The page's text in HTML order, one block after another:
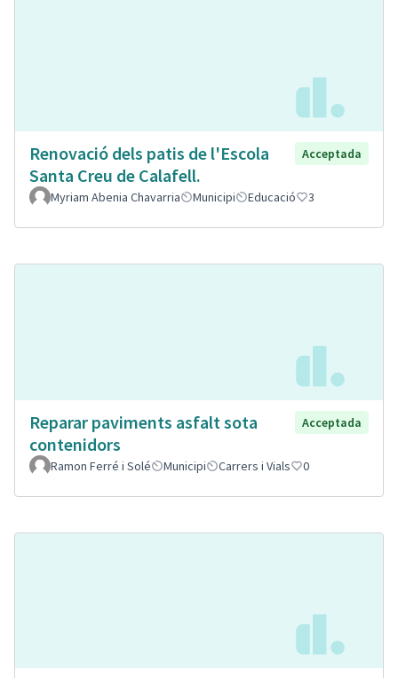
Renovació dels patis de l'Escola
Santa Creu de Calafell.
Acceptada
Myriam Abenia Chavarria Municipi Educació 3
Reparar paviments asfalt sota
contenidors
Acceptada
Ramon Ferré i Solé Municipi Carrers i Vials 0